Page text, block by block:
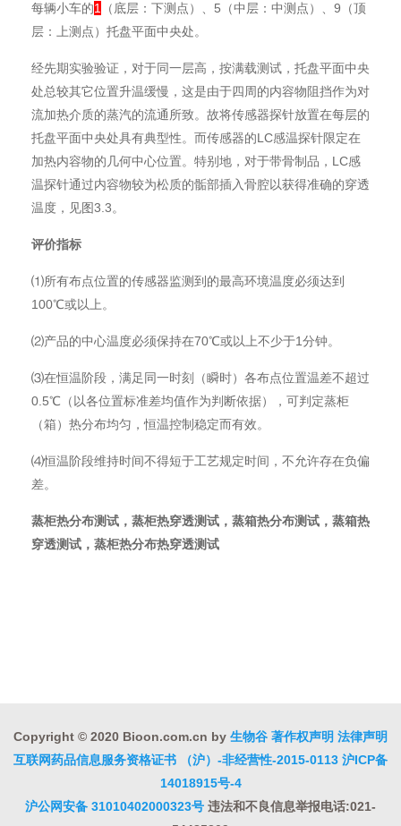
每辆小车的1
（底层：下测点）、5（中层：中测点）、9（顶
层：上测点）托盘平面中央处。
经先期实验验证，对于同一层高，按满载测试，托盘平面中央
处总较其它位置升温缓慢，这是由于四周的内容物阻挡作为对
流加热介质的蒸汽的流通所致。故将传感器探针放置在每层的
托盘平面中央处具有典型性。而传感器的LC感温探针限定在
加热内容物的几何中心位置。特别地，对于带骨制品，LC感
温探针通过内容物较为松质的骺部插入骨腔以获得准确的穿透
温度，见图3.3。
评价指标
⑴所有布点位置的传感器监测到的最高环境温度必须达到
100℃或以上。
⑵产品的中心温度必须保持在70℃或以上不少于1分钟。
⑶在恒温阶段，满足同一时刻（瞬时）各布点位置温差不超过
0.5℃（以各位置标准差均值作为判断依据），可判定蒸柜
（箱）热分布均匀，恒温控制稳定而有效。
⑷恒温阶段维持时间不得短于工艺规定时间，不允许存在负偏
差。
蒸柜热分布测试，蒸柜热穿透测试，蒸箱热分布测试，蒸箱热
穿透测试，蒸柜热分布热穿透测试
Copyright © 2020 Bioon.com.cn by 生物谷 著作权声明 法律声明
互联网药品信息服务资格证书 （沪）-非经营性-2015-0113 沪ICP备
14018915号-4
沪公网安备 31010402000323号 违法和不良信息举报电话:021-